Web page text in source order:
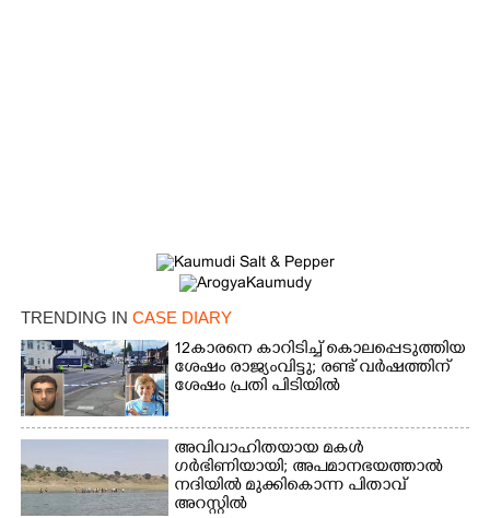
TRENDING IN CASE DIARY
12കാരനെ കാറിടിച്ച് കൊലപ്പെടുത്തിയ
ശേഷം രാജ്യംവിട്ടു; രണ്ട് വർഷത്തിന്
ശേഷം പ്രതി പിടിയിൽ
അവിവാഹിതയായ മകൾ
ഗർഭിണിയായി; അപമാനഭയത്താൽ
നദിയിൽ മുക്കികൊന്ന പിതാവ്
അറസ്റ്റിൽ